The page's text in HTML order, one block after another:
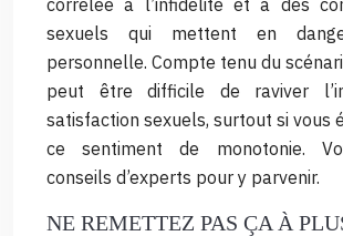
corrélée à l’infidélité et à des
sexuels qui mettent en
personnelle. Compte tenu du
peut être difficile de raviver
satisfaction sexuels, surtout si vous
ce sentiment de monotonie.
conseils d’experts pour y parvenir.
NE REMETTEZ PAS ÇA À